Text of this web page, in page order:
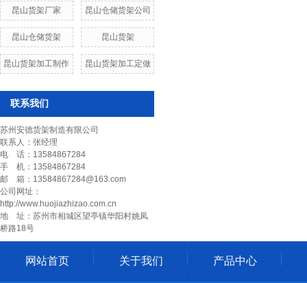
昆山货架厂家 昆山仓储货架公司
昆山仓储货架 昆山货架
昆山货架加工制作 昆山货架加工定做
联系我们
苏州安德货架制造有限公司
联系人：张经理
电 话：13584867284
手 机：13584867284
邮 箱：13584867284@163.com
公司网址：
http://www.huojiazhizao.com.cn
地 址：苏州市相城区望亭镇华阳村姚凤
桥路18号
网站首页 关于我们 产品中心